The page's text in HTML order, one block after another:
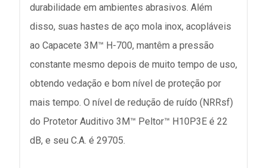
durabilidade em ambientes abrasivos. Além
disso, suas hastes de aço mola inox, acopláveis
ao Capacete 3M™ H-700, mantêm a pressão
constante mesmo depois de muito tempo de uso,
obtendo vedação e bom nível de proteção por
mais tempo. O nível de redução de ruído (NRRsf)
do Protetor Auditivo 3M™ Peltor™ H10P3E é 22
dB, e seu C.A. é 29705.